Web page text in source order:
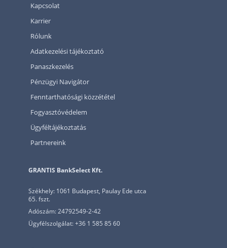
Kapcsolat
Karrier
Rólunk
Adatkezelési tájékoztató
Panaszkezelés
Pénzügyi Navigátor
Fenntarthatósági közzététel
Fogyasztóvédelem
Ügyféltájékoztatás
Partnereink
GRANTIS BankSelect Kft.
Székhely: 1061 Budapest, Paulay Ede utca
65. fszt.
Adószám: 24792549-2-42
Ügyfélszolgálat: +36 1 585 85 60